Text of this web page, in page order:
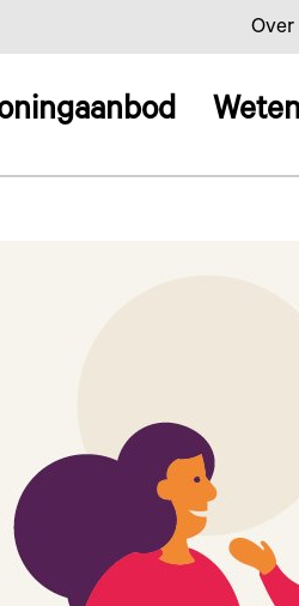
Over